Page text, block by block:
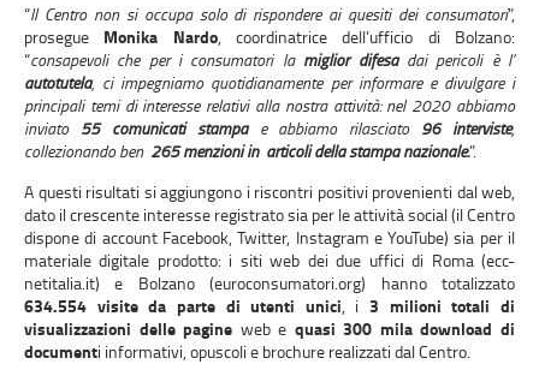
“Il Centro non si occupa solo di rispondere ai quesiti dei consumatori”,
prosegue Monika Nardo, coordinatrice dell’ufficio di Bolzano:
“consapevoli che per i consumatori la miglior difesadai pericoli è l’
autotutela, ci impegniamo quotidianamente per informare e divulgare i
principali temi di interesse relativi alla nostra attività: nel 2020 abbiamo
inviato 55 comunicati stampae abbiamo rilasciato 96 interviste,
collezionando ben 265 menzioni in articoli della stampa nazionale.”.
A questi risultati si aggiungono i riscontri positivi provenienti dal web,
dato il crescente interesse registrato sia per le attività social (il Centro
dispone di account Facebook, Twitter, Instagram e YouTube) sia per il
materiale digitale prodotto: i siti web dei due uffici di Roma (ecc-
netitalia.it) e Bolzano (euroconsumatori.org) hanno totalizzato
634.554 visite da parte di utenti unici , i3 milioni totali di
visualizzazioni delle pagine web e quasi 300 mila download di
documenti informativi, opuscoli e brochure realizzati dal Centro.